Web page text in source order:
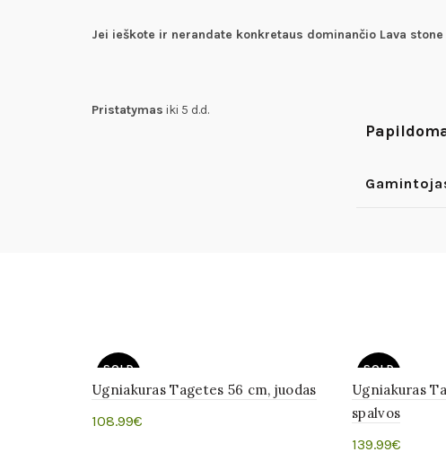
Jei ieškote ir nerandate konkretaus dominančio Lava
Pristatymas iki 5 d.d.
SOLD
Ugniakuras Tagetes 56 cm, juodas
108.99€
SOLD
Ugniakuras
spalvos
139.99€